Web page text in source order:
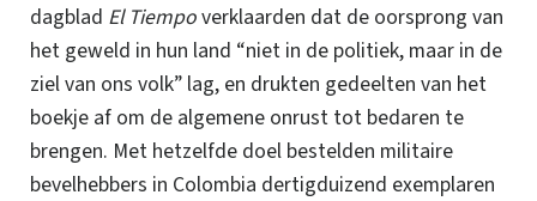
dagblad El Tiempoverklaarden dat de oorsprong van
het geweld in hun land “niet in de politiek, maar in de
ziel van ons volk” lag, en drukten gedeelten van het
boekje af om de algemene onrust tot bedaren te
brengen. Met hetzelfde doel bestelden militaire
bevelhebbers in Colombia dertigduizend exemplaren